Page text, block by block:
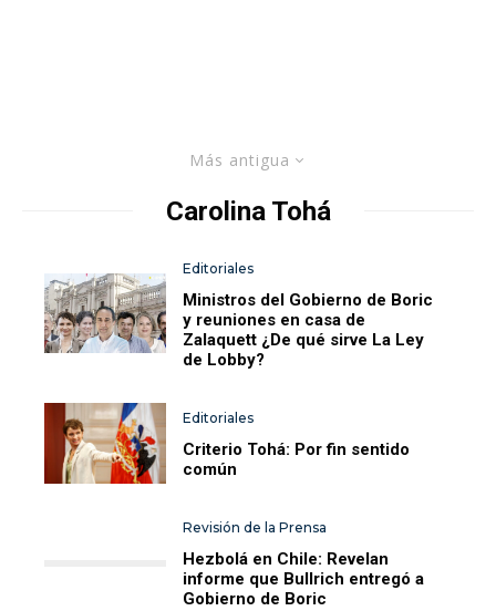
Más antigua
Carolina Tohá
Editoriales
Ministros del Gobierno de Boric
y reuniones en casa de
Zalaquett ¿De qué sirve La Ley
de Lobby?
Editoriales
Criterio Tohá: Por fin sentido
común
Revisión de la Prensa
Hezbolá en Chile: Revelan
informe que Bullrich entregó a
Gobierno de Boric